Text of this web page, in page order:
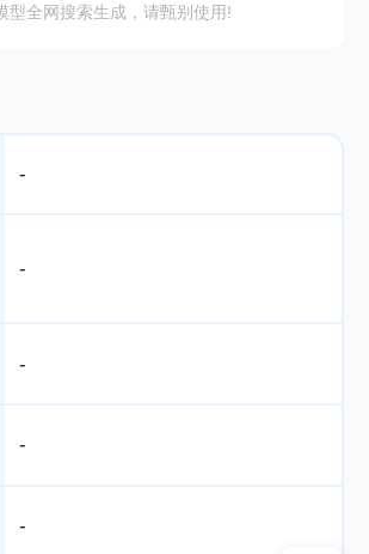
型全网搜索生成，请甄别使用!
-
-
-
-
-